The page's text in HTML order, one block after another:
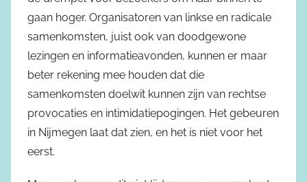
gaan hoger. Organisatoren van linkse en radicale
samenkomsten, juist ook van doodgewone
lezingen en informatieavonden, kunnen er maar
beter rekening mee houden dat die
samenkomsten doelwit kunnen zijn van rechtse
provocaties en intimidatiepogingen. Het gebeuren
in Nijmegen laat dat zien, en het is niet voor het
eerst.